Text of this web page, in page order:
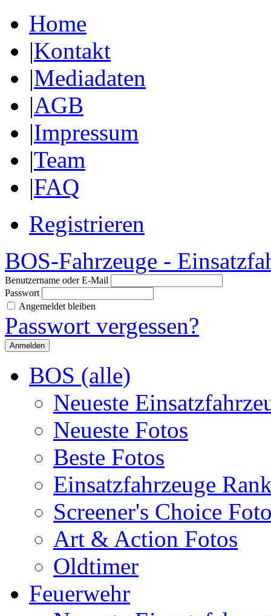
Home
|Kontakt
|Mediadaten
|AGB
|Impressum
|Team
|FAQ
Registrieren
BOS-Fahrzeuge -
Benutzername oder E-Mail
Passwort
Angemeldet bleiben
Passwort vergessen?
BOS (alle)
Neueste
Neueste Fotos
Beste Fotos
Einsatzfahrzeuge
Screener's Choice
Art & Action Fotos
Oldtimer
Feuerwehr